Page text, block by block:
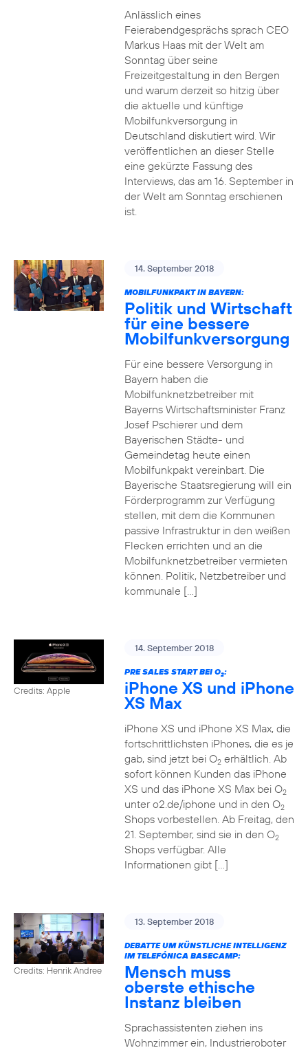
Anlässlich eines
Feierabendgesprächs sprach CEO
Markus Haas mit der Welt am
Sonntag über seine
Freizeitgestaltung in den Bergen
und warum derzeit so hitzig über
die aktuelle und künftige
Mobilfunkversorgung in
Deutschland diskutiert wird. Wir
veröffentlichen an dieser Stelle
eine gekürzte Fassung des
Interviews, das am 16. September in
der Welt am Sonntag erschienen
ist.
14. September 2018
MOBILFUNKPAKT IN BAYERN:
Politik und Wirtschaft
für eine bessere
Mobilfunkversorgung
Für eine bessere Versorgung in
Bayern haben die
Mobilfunknetzbetreiber mit
Bayerns Wirtschaftsminister Franz
Josef Pschierer und dem
Bayerischen Städte- und
Gemeindetag heute einen
Mobilfunkpakt vereinbart. Die
Bayerische Staatsregierung will ein
Förderprogramm zur Verfügung
stellen, mit dem die Kommunen
passive Infrastruktur in den weißen
Flecken errichten und an die
Mobilfunknetzbetreiber vermieten
können. Politik, Netzbetreiber und
kommunale […]
Credits: Apple
14. September 2018
PRE SALES START BEI O2:
iPhone XS und iPhone
XS Max
iPhone XS und iPhone XS Max, die
fortschrittlichsten iPhones, die es je
gab, sind jetzt bei O2erhältlich. Ab
sofort können Kunden das iPhone
XS und das iPhone XS Max bei O2
unter o2.de/iphone und in den O2
Shops vorbestellen. Ab Freitag, den
21. September, sind sie in den O2
Shops verfügbar. Alle
Informationen gibt […]
Credits: Henrik Andree
13. September 2018
DEBATTE UM KÜNSTLICHE INTELLIGENZ
IM TELEFÓNICA BASECAMP:
Mensch muss
oberste ethische
Instanz bleiben
Sprachassistenten ziehen ins
Wohnzimmer ein, Industrieroboter